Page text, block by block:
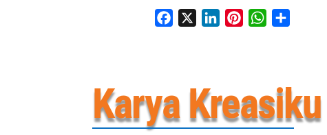
Facebook LinkedInPinterestWhatsApp
Karya Kreasiku